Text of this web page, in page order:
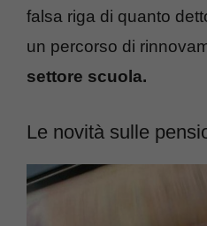
falsa riga di quanto
un percorso di
settore scuola.
Le novità sulle